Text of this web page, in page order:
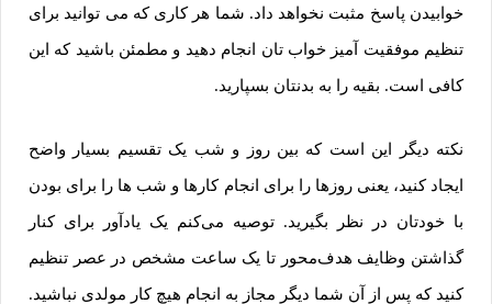
خوابیدن پاسخ مثبت نخواهد داد. شما هر کاری که می توانید برای
تنظیم موفقیت آمیز خواب تان انجام دهید و مطمئن باشید که این
کافی است. بقیه را به بدن­تان بسپارید.
نکته دیگر این است که بین روز و شب یک تقسیم بسیار واضح
ایجاد کنید، یعنی روزها را برای انجام کارها و شب ها را برای بودن
با خودتان در نظر بگیرید. توصیه می‌کنم یک یادآور برای کنار
گذاشتن وظایف هدف‌محور تا یک ساعت مشخص در عصر تنظیم
کنید که پس از آن شما دیگر مجاز به انجام هیچ کار مولدی نباشید.